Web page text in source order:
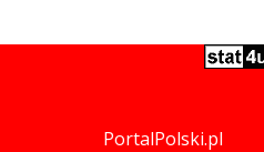
PortalPolski.pl